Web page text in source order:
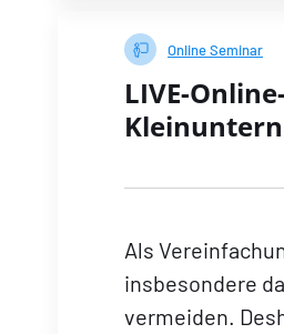
Online Seminar
LIVE-
Als
insbesondere
vermeiden.